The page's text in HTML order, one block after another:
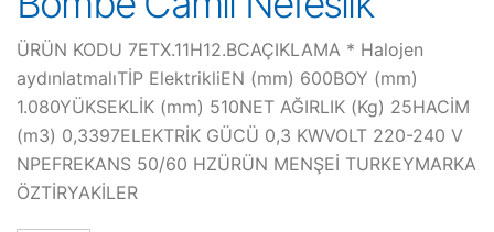
ÜRÜN KODU 7ETX.11H12.BCAÇIKLAMA * Halojen
aydınlatmalıTİP ElektrikliEN (mm) 600BOY (mm)
1.080YÜKSEKLİK (mm) 510NET AĞIRLIK (Kg) 25HACİM
(m3) 0,3397ELEKTRİK GÜCÜ 0,3 KWVOLT 220-240 V
NPEFREKANS 50/60 HZÜRÜN MENŞEİ TURKEYMARKA
ÖZTİRYAKİLER